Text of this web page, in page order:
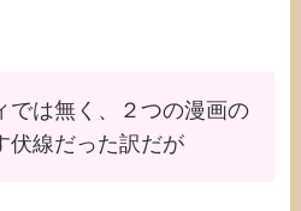
では無く、２つの漫画の
伏線だった訳だが